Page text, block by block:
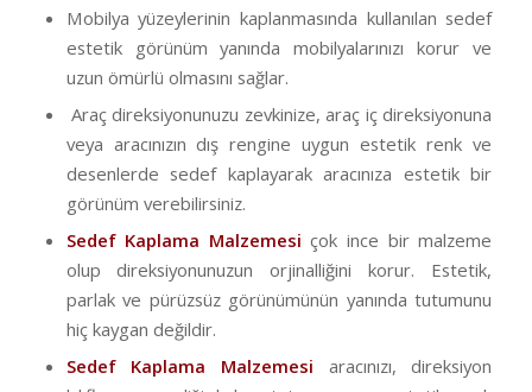
Mobilya yüzeylerinin kaplanmasında kullanılan sedef
estetik görünüm yanında mobilyalarınızı korur ve
uzun ömürlü olmasını sağlar.
Araç direksiyonunuzu zevkinize, araç iç direksiyonuna
veya aracınızın dış rengine uygun estetik renk ve
desenlerde sedef kaplayarak aracınıza estetik bir
görünüm verebilirsiniz.
Sedef Kaplama Malzemesi çok ince bir malzeme
olup direksiyonunuzun orjinalliğini korur. Estetik,
parlak ve pürüzsüz görünümünün yanında tutumunu
hiç kaygan değildir.
Sedef Kaplama Malzemesi aracınızı, direksiyon